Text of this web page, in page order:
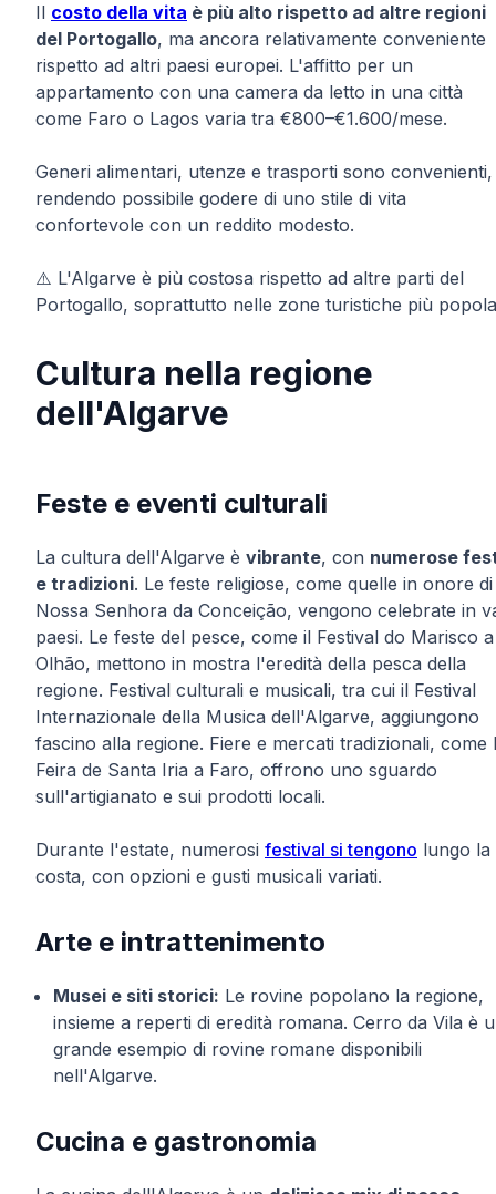
Il costo della vita è più alto rispetto ad altre regioni
del Portogallo, ma ancora relativamente conveniente
rispetto ad altri paesi europei. L'affitto per un
appartamento con una camera da letto in una città
come Faro o Lagos varia tra €800–€1.600/mese.
Generi alimentari, utenze e trasporti sono convenienti,
rendendo possibile godere di uno stile di vita
confortevole con un reddito modesto.
⚠️ L'Algarve è più costosa rispetto ad altre parti del
Portogallo, soprattutto nelle zone turistiche più
Cultura nella regione
dell'Algarve
Feste e eventi culturali
La cultura dell'Algarve è vibrante, con numerose
e tradizioni. Le feste religiose, come quelle in onore di
Nossa Senhora da Conceição, vengono celebrate in
paesi. Le feste del pesce, come il Festival do Marisco a
Olhão, mettono in mostra l'eredità della pesca della
regione. Festival culturali e musicali, tra cui il Festival
Internazionale della Musica dell'Algarve, aggiungono
fascino alla regione. Fiere e mercati tradizionali, come
Feira de Santa Iria a Faro, offrono uno sguardo
sull'artigianato e sui prodotti locali.
Durante l'estate, numerosi festival si tengono lungo la
costa, con opzioni e gusti musicali variati.
Arte e intrattenimento
Musei e siti storici: Le rovine popolano la regione,
insieme a reperti di eredità romana. Cerro da Vila è
grande esempio di rovine romane disponibili
nell'Algarve.
Cucina e gastronomia